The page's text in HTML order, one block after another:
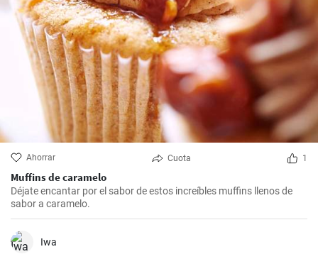
Ahorrar Cuota 1
Muffins de caramelo
Déjate encantar por el sabor de estos increíbles muffins llenos de
sabor a caramelo.
Iwa